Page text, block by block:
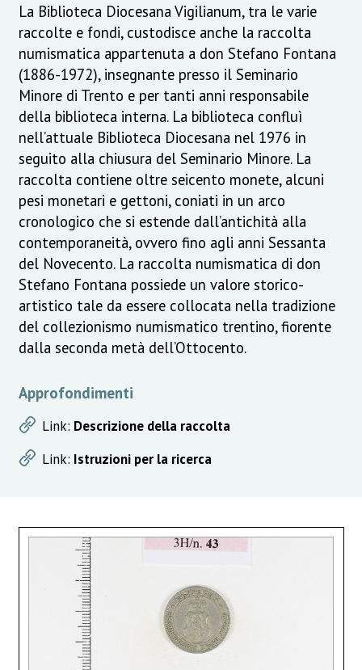
La Biblioteca Diocesana Vigilianum, tra le varie
raccolte e fondi, custodisce anche la raccolta
numismatica appartenuta a don Stefano Fontana
(1886-1972), insegnante presso il Seminario
Minore di Trento e per tanti anni responsabile
della biblioteca interna. La biblioteca confluì
nell’attuale Biblioteca Diocesana nel 1976 in
seguito alla chiusura del Seminario Minore. La
raccolta contiene oltre seicento monete, alcuni
pesi monetari e gettoni, coniati in un arco
cronologico che si estende dall’antichità alla
contemporaneità, ovvero fino agli anni Sessanta
del Novecento. La raccolta numismatica di don
Stefano Fontana possiede un valore storico-
artistico tale da essere collocata nella tradizione
del collezionismo numismatico trentino, fiorente
dalla seconda metà dell’Ottocento.
Approfondimenti
Link: Descrizione della raccolta
Link: Istruzioni per la ricerca